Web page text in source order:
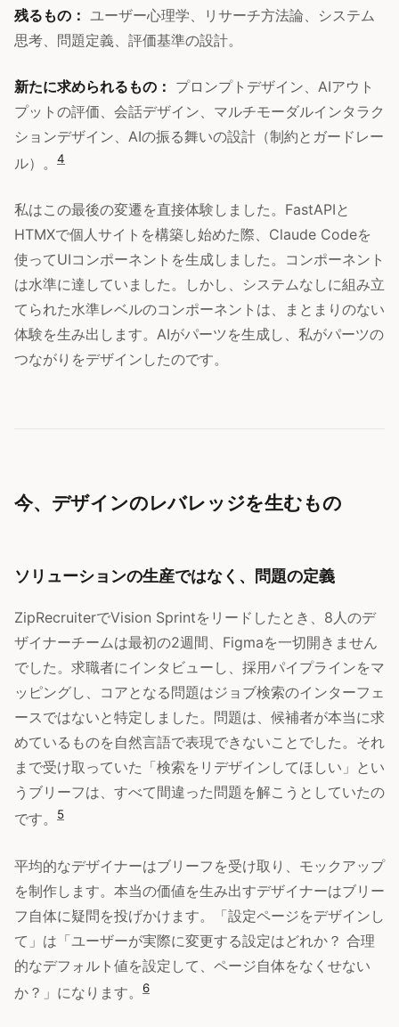
残るもの： ユーザー心理学、リサーチ方法論、システム
思考、問題定義、評価基準の設計。
新たに求められるもの： プロンプトデザイン、AIアウト
プットの評価、会話デザイン、マルチモーダルインタラク
ションデザイン、AIの振る舞いの設計（制約とガードレー
ル）。
4
私はこの最後の変遷を直接体験しました。FastAPIと
HTMXで個人サイトを構築し始めた際、Claude Codeを
使ってUIコンポーネントを生成しました。コンポーネント
は水準に達していました。しかし、システムなしに組み立
てられた水準レベルのコンポーネントは、まとまりのない
体験を生み出します。AIがパーツを生成し、私がパーツの
つながりをデザインしたのです。
今、デザインのレバレッジを生むもの
ソリューションの生産ではなく、問題の定義
ZipRecruiterでVision Sprintをリードしたとき、8人のデ
ザイナーチームは最初の2週間、Figmaを一切開きません
でした。求職者にインタビューし、採用パイプラインをマ
ッピングし、コアとなる問題はジョブ検索のインターフェ
ースではないと特定しました。問題は、候補者が本当に求
めているものを自然言語で表現できないことでした。それ
まで受け取っていた「検索をリデザインしてほしい」とい
うブリーフは、すべて間違った問題を解こうとしていたの
です。
5
平均的なデザイナーはブリーフを受け取り、モックアップ
を制作します。本当の価値を生み出すデザイナーはブリー
フ自体に疑問を投げかけます。「設定ページをデザインし
て」は「ユーザーが実際に変更する設定はどれか？ 合理
的なデフォルト値を設定して、ページ自体をなくせない
か？」になります。
6